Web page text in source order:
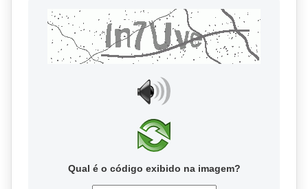
Qual é o código exibido na imagem?